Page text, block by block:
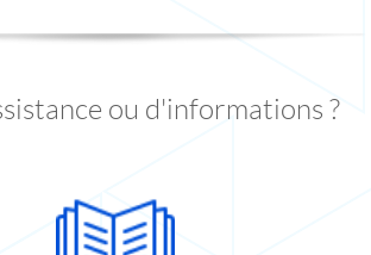
ou d'informations ?